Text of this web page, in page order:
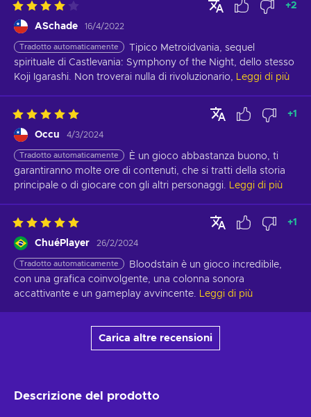
ASchade 16/4/2022
+2
Tradotto automaticamente
Tipico Metroidvania, sequel
spirituale di Castlevania: Symphony of the Night, dello stesso
Koji Igarashi. Non troverai nulla di rivoluzionario,
Leggi di più
Occu 4/3/2024
+1
Tradotto automaticamente
È un gioco abbastanza buono, ti
garantiranno molte ore di contenuti, che si tratti della storia
principale o di giocare con gli altri personaggi.
Leggi di più
ChuéPlayer 26/2/2024
+1
Tradotto automaticamente
Bloodstain è un gioco incredibile,
con una grafica coinvolgente, una colonna sonora
accattivante e un gameplay avvincente.
Leggi di più
Carica altre recensioni
Descrizione del prodotto